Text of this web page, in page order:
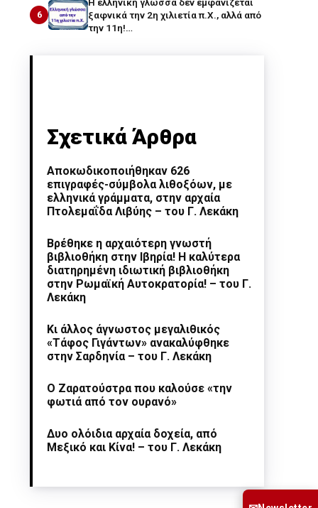
6
ξαφνικά την 2η χιλιετία π.Χ., αλλά από
την 11η!…
Σχετικά Άρθρα
Αποκωδικοποιήθηκαν 626
επιγραφές-σύμβολα λιθοξόων, με
ελληνικά γράμματα, στην αρχαία
Πτολεμαΐδα Λιβύης – του Γ. Λεκάκη
Βρέθηκε η αρχαιότερη γνωστή
βιβλιοθήκη στην Ιβηρία! Η καλύτερα
διατηρημένη ιδιωτική βιβλιοθήκη
στην Ρωμαϊκή Αυτοκρατορία! – του Γ.
Λεκάκη
Κι άλλος άγνωστος μεγαλιθικός
«Τάφος Γιγάντων» ανακαλύφθηκε
στην Σαρδηνία – του Γ. Λεκάκη
Ο Ζαρατούστρα που καλούσε «την
φωτιά από τον ουρανό»
Δυο ολόιδια αρχαία δοχεία, από
Μεξικό και Κίνα! – του Γ. Λεκάκη